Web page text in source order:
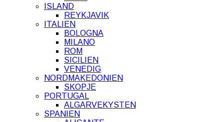
ISLAND
REYKJAVIK
ITALIEN
BOLOGNA
MILANO
ROM
SICILIEN
VENEDIG
NORDMAKEDONIEN
SKOPJE
PORTUGAL
ALGARVEKYSTEN
SPANIEN